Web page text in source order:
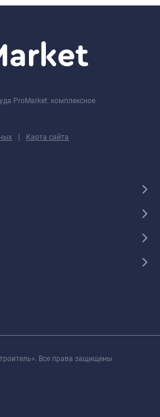
ProMarket: комплексное
| Карта сайта
Все права защищены